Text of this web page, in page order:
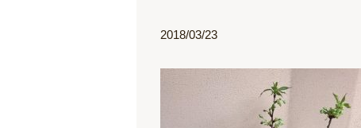
2018/03/23